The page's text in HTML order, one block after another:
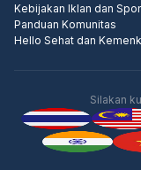
Kebijakan Iklan dan
Panduan Komunitas
Hello Sehat dan
Silakan